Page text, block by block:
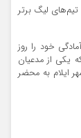
تیم‌های لیگ برتر
خود را روز
که یکی از مدعیان
شهر ایلام به محضر